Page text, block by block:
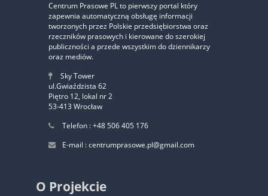
Centrum Prasowe PL to pierwszy portal który
zapewnia automatyczną obsługę informacji
tworzonych przez Polskie przedsiębiorstwa oraz
rzeczników prasowych i kierowane do szerokiej
publiczności a przede wszystkim do dziennikarzy
oraz mediów.
Sky Tower
ul.Gwiaździsta 62
Piętro 12, lokal nr 2
53-413 Wrocław
Telefon : +48 506 405 176
E-mail : centrumprasowe.pl@gmail.com
O Projekcie